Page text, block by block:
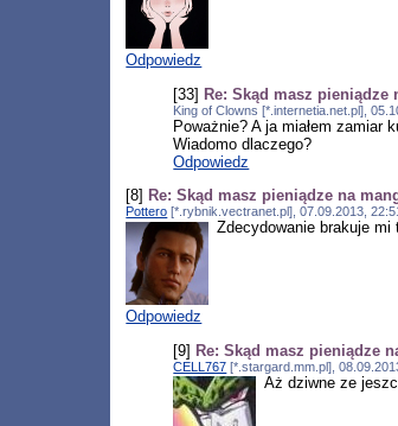
Odpowiedz
[33] Re: Skąd masz pieniądze
King of Clowns [*.internetia.net.pl],
Poważnie? A ja miałem
Wiadomo dlaczego?
Odpowiedz
[8] Re: Skąd masz pieniądze na
Pottero [*.rybnik.vectranet.pl], 07.09.2013,
Zdecydowanie brakuje mi
Odpowiedz
[9] Re: Skąd masz pieniądze
CELL767 [*.stargard.mm.pl],
Aż dziwne ze